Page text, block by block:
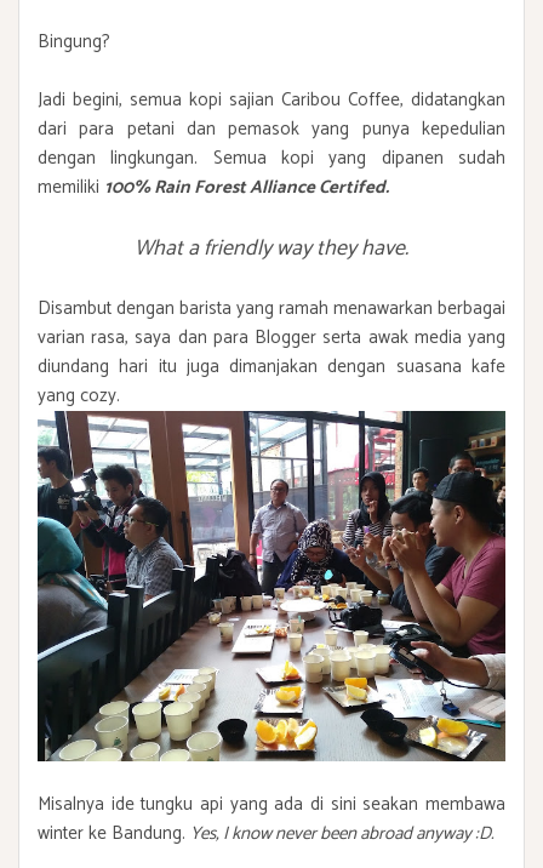
Bingung?
Jadi begini, semua kopi sajian Caribou Coffee, didatangkan
dari para petani dan pemasok yang punya kepedulian
dengan lingkungan. Semua kopi yang dipanen sudah
memiliki 100% Rain Forest Alliance Certifed.
What a friendly way they have.
Disambut dengan barista yang ramah menawarkan berbagai
varian rasa, saya dan para Blogger serta awak media yang
diundang hari itu juga dimanjakan dengan suasana kafe
yang cozy.
Misalnya ide tungku api yang ada di sini seakan membawa
winter ke Bandung. Yes, I know never been abroad anyway :D.